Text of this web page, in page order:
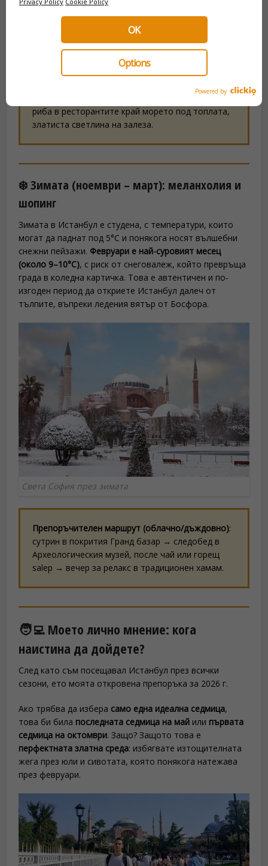
Бонус за любителите на гастрономията
: есента
Босфора – чудесен момент да опитате прясна
риба в ресторантите край морето под топлата,
златиста светлина на залеза.
❄️ Зимата (ноември – март): меланхолия и
шопинг
Зимата в Истанбул е студена, с температури, които
могат да паднат под 5°C и понякога носят вълшебни
снежни пейзажи. Февруари е най-суровият месец
(около 9–10°C), с риск от снеговалеж, който превръща
града в коледна картичка. Това е автентичен и по-
изгоден период да откриете Истанбул далеч от
тълпите, въпреки ледения вятър от Босфора.
Света София през зимата
Препоръчителен маршрут (облачно/дъждовно):
сутрин в покрития Гранд базар → следобед в
Археологическия музей, после чай или горещ
salep → вечер за релакс в традиционен хамам.
🧑‍💻 Моето лично мнение: кога
наистина да дойдете?
След като съм посещавал Истанбул през всички
сезони, ето моята откровена препоръка за 2026 г.
Ако трябва да избера само една идеална седмица,
това би била последната седмица на май или първата
седмица на октомври. Защо? Защото това е
перфектната златна среда: избягвате изтощителната
жега през юли и сивотата, която понякога натежава
през февруари.
Options
OK
Powered by